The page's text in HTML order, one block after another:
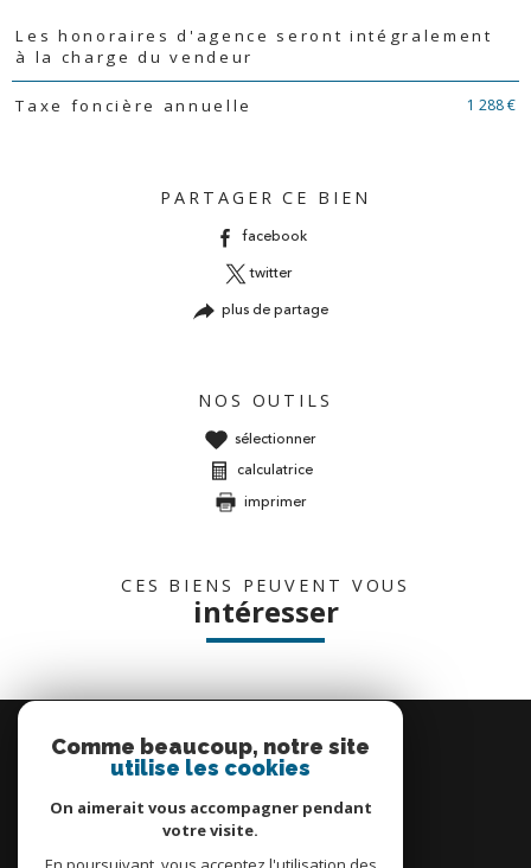
Caractéristiques Valeurs
Les honoraires d'agence seront intégralement
à la charge du vendeur
Taxe foncière annuelle 1 288 €
PARTAGER CE BIEN
facebook
twitter
plus de partage
NOS OUTILS
sélectionner
calculatrice
imprimer
CES BIENS PEUVENT VOUS
intéresser
connecter
Comme beaucoup, notre site
utilise les cookies
On aimerait vous accompagner pendant
votre visite.